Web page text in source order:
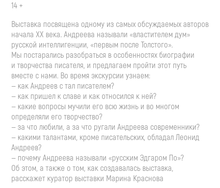
14 +
Выставка посвящена одному из самых обсуждаемых авторов
начала XX века. Андреева называли «властителем дум»
русской интеллигенции, «первым после Толстого».
Мы постарались разобраться в особенностях биографии
и творчества писателя, и предлагаем пройти этот путь
вместе с нами. Во время экскурсии узнаем:
— как Андреев с тал писателем?
— как пришел к славе и как относился к ней?
— какие вопросы мучили его всю жизнь и во многом
определяли его творчество?
— за что любили, а за что ругали Андреева современники?
— какими талантами, кроме писательских, обладал Леонид
Андреев?
— почему Андреева называли «русским Эдгаром По»?
Об этом, а также о том, как создавалась выставка,
расскажет куратор выставки Марина Краснова